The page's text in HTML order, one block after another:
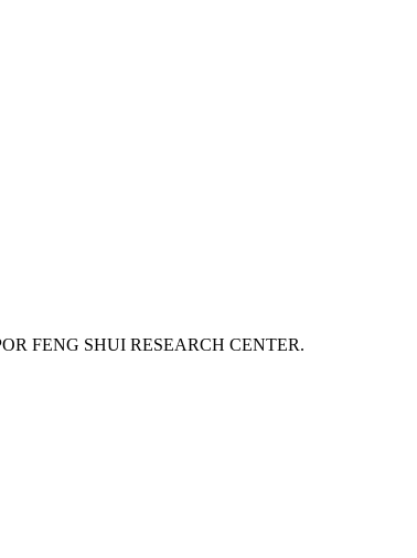
FENG SHUI RESEARCH CENTER.